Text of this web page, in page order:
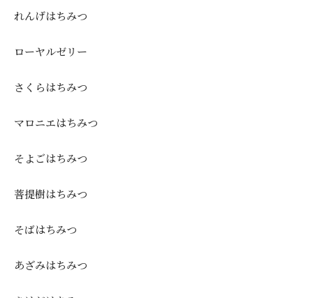
れんげはちみつ
ローヤルゼリー
さくらはちみつ
マロニエはちみつ
そよごはちみつ
菩提樹はちみつ
そばはちみつ
あざみはちみつ